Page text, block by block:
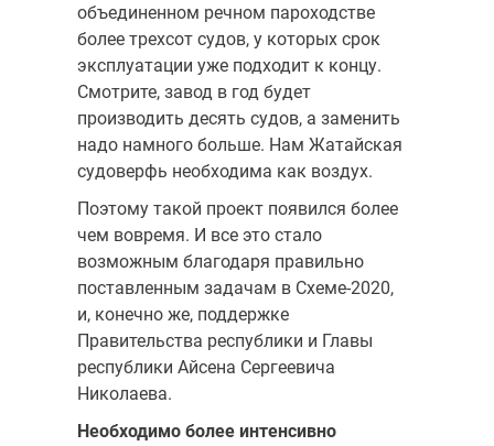
объединенном речном пароходстве
более трехсот судов, у которых срок
эксплуатации уже подходит к концу.
Смотрите, завод в год будет
производить десять судов, а заменить
надо намного больше. Нам Жатайская
судоверфь необходима как воздух.
Поэтому такой проект появился более
чем вовремя. И все это стало
возможным благодаря правильно
поставленным задачам в Схеме-2020,
и, конечно же, поддержке
Правительства республики и Главы
республики Айсена Сергеевича
Николаева.
Необходимо более интенсивно